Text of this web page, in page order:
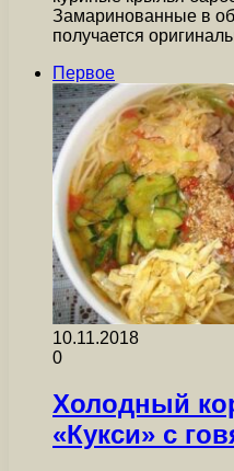
Замаринованные в
получается
Первое
10.11.2018
0
Холодный
«Кукси» с